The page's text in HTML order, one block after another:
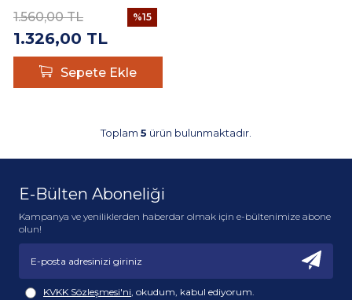
1.560,00TL
1.326,00 TL
%15
Sepete Ekle
Toplam 5 ürün bulunmaktadır.
E-Bülten Aboneliği
Kampanya ve yeniliklerden haberdar olmak için e-bültenimize abone
olun!
KVKK Sözleşmesi'ni, okudum, kabul ediyorum.